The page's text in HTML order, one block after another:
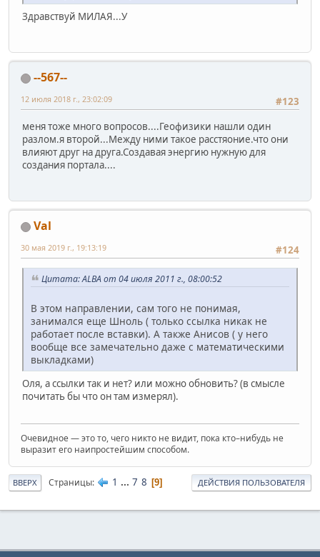
Здравствуй МИЛАЯ...У
--567--
#123
12 июля 2018 г., 23:02:09
меня тоже много вопросов....Геофизики нашли один
разлом.я второй...Между ними такое расстяоние.что они
влияют друг на друга.Создавая энергию нужную для
создания портала....
Val
#124
30 мая 2019 г., 19:13:19
Цитата: ALBA от 04 июля 2011 г., 08:00:52
В этом направлении, сам того не понимая,
занимался еще Шноль ( только ссылка никак не
работает после вставки). А также Анисов ( у него
вообще все замечательно даже с математическими
выкладками)
Оля, а ссылки так и нет? или можно обновить? (в смысле
почитать бы что он там измерял).
Очевидное — это то, чего никто не видит, пока кто–нибудь не
выразит его наипростейшим способом.
ВВЕРХ Страницы 1 ... 7 8 9 ДЕЙСТВИЯ ПОЛЬЗОВАТЕЛЯ